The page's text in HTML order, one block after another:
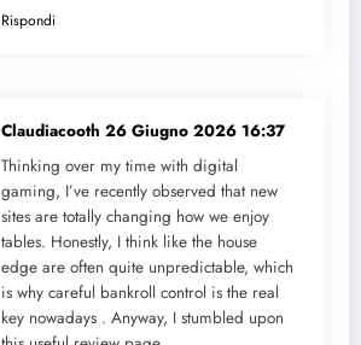
Rispondi
Claudiacooth 26 Giugno 2026 16:37
Thinking over my time with digital
gaming, I’ve recently observed that new
sites are totally changing how we enjoy
tables. Honestly, I think like the house
edge are often quite unpredictable, which
is why careful bankroll control is the real
key nowadays . Anyway, I stumbled upon